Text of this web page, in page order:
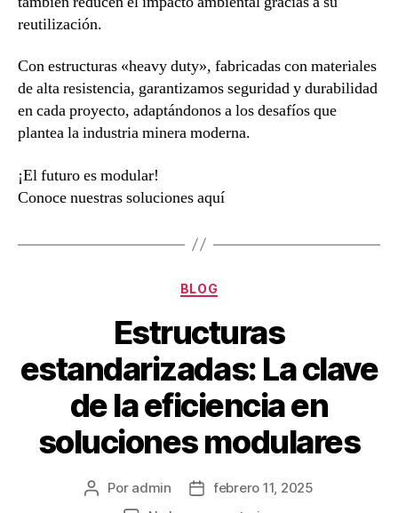
reutilización.
Con estructuras «heavy duty», fabricadas con materiales
de alta resistencia, garantizamos seguridad y durabilidad
en cada proyecto, adaptándonos a los desafíos que
plantea la industria minera moderna.
¡El futuro es modular!
Conoce nuestras soluciones aquí
BLOG
Estructuras
estandarizadas: La clave
de la eficiencia en
soluciones modulares
Por admin
febrero 11, 2025